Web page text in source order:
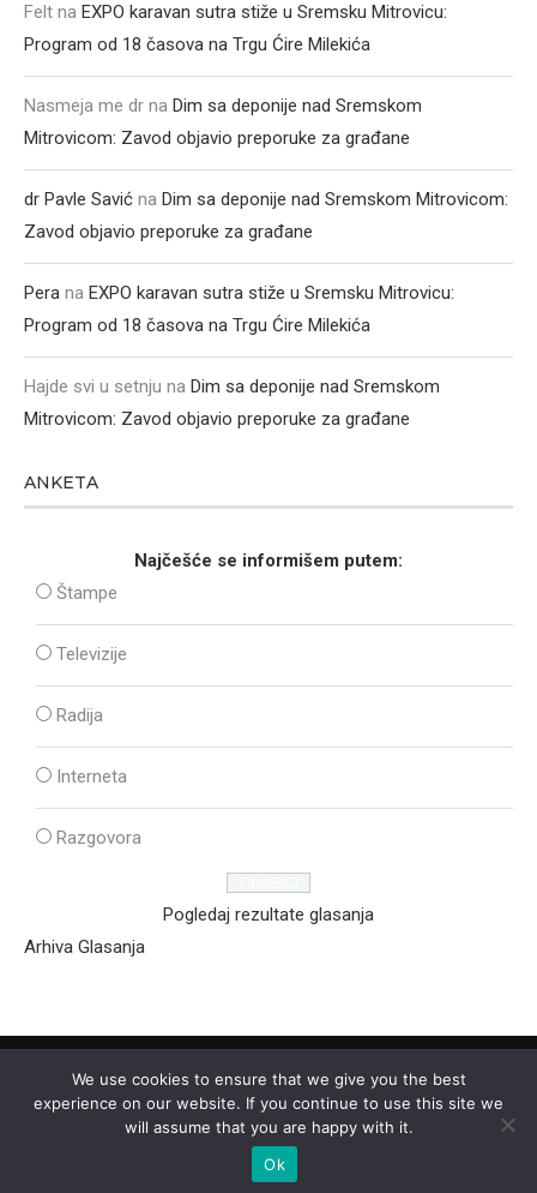
Felt na EXPO karavan sutra stiže u Sremsku Mitrovicu:
Program od 18 časova na Trgu Ćire Milekića
Nasmeja me dr na Dim sa deponije nad Sremskom
Mitrovicom: Zavod objavio preporuke za građane
dr Pavle Savić na Dim sa deponije nad Sremskom Mitrovicom:
Zavod objavio preporuke za građane
Pera na EXPO karavan sutra stiže u Sremsku Mitrovicu:
Program od 18 časova na Trgu Ćire Milekića
Hajde svi u setnju na Dim sa deponije nad Sremskom
Mitrovicom: Zavod objavio preporuke za građane
ANKETA
Najčešće se informišem putem:
Štampe
Televizije
Radija
Interneta
Razgovora
Pogledaj rezultate glasanja
Arhiva Glasanja
2025 - © - Ozon Media Sremska Mitrovica
We use cookies to ensure that we give you the best
experience on our website. If you continue to use this site we
will assume that you are happy with it.
Ok